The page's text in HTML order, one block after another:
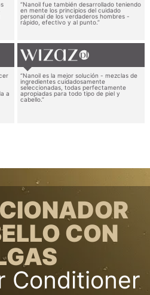
“Nanoil fue también desarrollado teniendo
en mente los principios del cuidado
personal de los verdaderos hombres -
rápido, efectivo y al punto.”
a
“Nanoil es la mejor solución - mezclas de
ingredientes cuidadosamente
seleccionadas, todas perfectamente
apropiadas para todo tipo de piel y
cabello.”
CON
Conditioner